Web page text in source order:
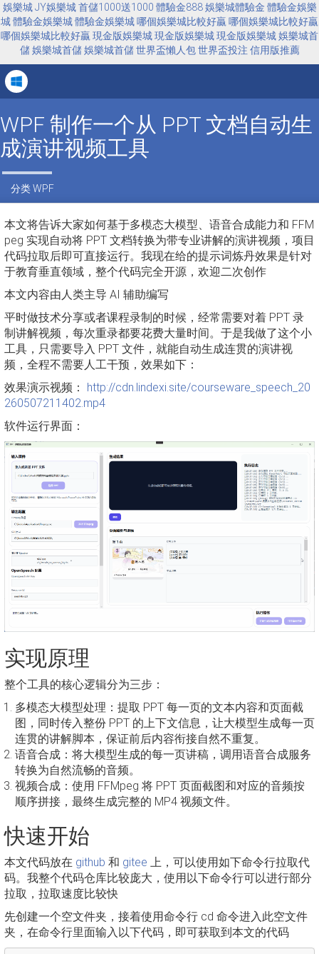
娛樂城 JY娛樂城 首儲1000送1000 體驗金888 娛樂城體驗金 體驗金娛樂
城體驗金娛樂城體驗金娛樂城哪個娛樂城比較好贏 哪個娛樂城比較好贏
哪個娛樂城比較好贏 現金版娛樂城現金版娛樂城現金版娛樂城娛樂城首
儲 娛樂城首儲 娛樂城首儲 世界盃懶人包 世界盃投注 信用版推薦
WPF 制作一个从 PPT 文档自动生
成演讲视频工具
分类WPF
本文将告诉大家如何基于多模态大模型、语音合成能力和 FFM
peg 实现自动将 PPT 文档转换为带专业讲解的演讲视频，项目
代码拉取后即可直接运行。我现在给的提示词炼丹效果是针对
于教育垂直领域，整个代码完全开源，欢迎二次创作
本文内容由人类主导 AI 辅助编写
平时做技术分享或者课程录制的时候，经常需要对着 PPT 录
制讲解视频，每次重录都要花费大量时间。于是我做了这个小
工具，只需要导入 PPT 文件，就能自动生成连贯的演讲视
频，全程不需要人工干预，效果如下：
效果演示视频： http://cdn.lindexi.site/courseware_speech_20
260507211402.mp4
软件运行界面：
实现原理
整个工具的核心逻辑分为三步：
多模态大模型处理：提取 PPT 每一页的文本内容和页面截
图，同时传入整份 PPT 的上下文信息，让大模型生成每一页
连贯的讲解脚本，保证前后内容衔接自然不重复。
语音合成：将大模型生成的每一页讲稿，调用语音合成服务
转换为自然流畅的音频。
视频合成：使用 FFMpeg 将 PPT 页面截图和对应的音频按
顺序拼接，最终生成完整的 MP4 视频文件。
快速开始
本文代码放在 github 和 gitee 上，可以使用如下命令行拉取代
码。我整个代码仓库比较庞大，使用以下命令行可以进行部分
拉取，拉取速度比较快
先创建一个空文件夹，接着使用命令行 cd 命令进入此空文件
夹，在命令行里面输入以下代码，即可获取到本文的代码